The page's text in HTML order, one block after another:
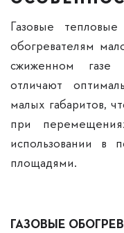
Газовые
обогревателям
сжиженном газе
отличают
малых габаритов,
при
использовании в
площадями.
ГАЗОВЫЕ